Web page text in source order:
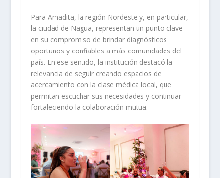
Para Amadita, la región Nordeste y, en particular,
la ciudad de Nagua, representan un punto clave
en su compromiso de brindar diagnósticos
oportunos y confiables a más comunidades del
país. En ese sentido, la institución destacó la
relevancia de seguir creando espacios de
acercamiento con la clase médica local, que
permitan escuchar sus necesidades y continuar
fortaleciendo la colaboración mutua.